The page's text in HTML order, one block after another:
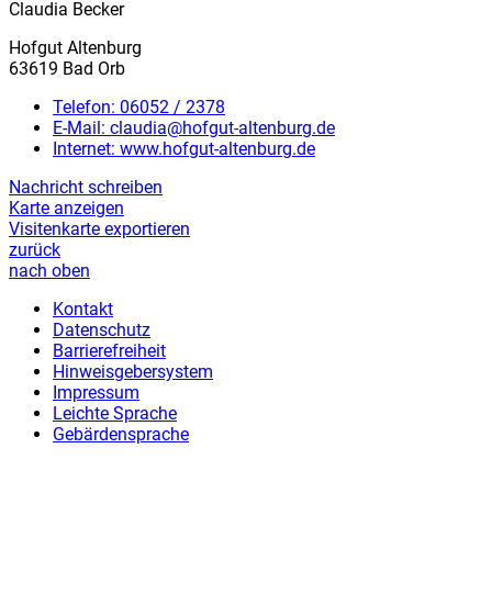
Claudia Becker
Hofgut Altenburg
63619 Bad Orb
Telefon: 06052 / 2378
E-Mail: claudia@hofgut-altenburg.de
Internet: www.hofgut-altenburg.de
Nachricht schreiben
Karte anzeigen
Visitenkarte exportieren
zurück
nach oben
Kontakt
Datenschutz
Barrierefreiheit
Hinweisgebersystem
Impressum
Leichte Sprache
Gebärdensprache